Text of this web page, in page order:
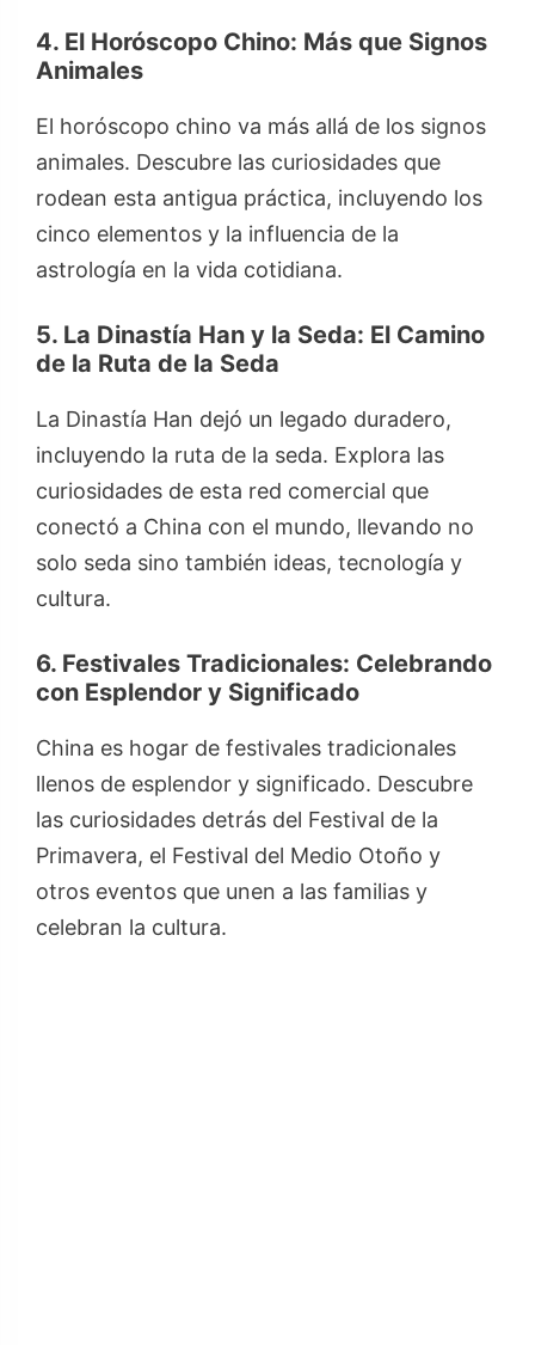
4. El Horóscopo Chino: Más que Signos
Animales
El horóscopo chino va más allá de los signos
animales. Descubre las curiosidades que
rodean esta antigua práctica, incluyendo los
cinco elementos y la influencia de la
astrología en la vida cotidiana.
5. La Dinastía Han y la Seda: El Camino
de la Ruta de la Seda
La Dinastía Han dejó un legado duradero,
incluyendo la ruta de la seda. Explora las
curiosidades de esta red comercial que
conectó a China con el mundo, llevando no
solo seda sino también ideas, tecnología y
cultura.
6. Festivales Tradicionales: Celebrando
con Esplendor y Significado
China es hogar de festivales tradicionales
llenos de esplendor y significado. Descubre
las curiosidades detrás del Festival de la
Primavera, el Festival del Medio Otoño y
otros eventos que unen a las familias y
celebran la cultura.